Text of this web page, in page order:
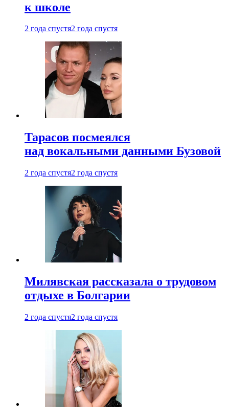
к школе
2 года спустя2 года спустя
Тарасов посмеялся
над вокальными данными Бузовой
2 года спустя2 года спустя
Милявская рассказала о трудовом
отдыхе в Болгарии
2 года спустя2 года спустя